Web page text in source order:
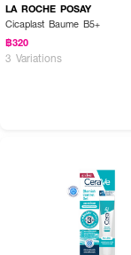
FAQ:
● อิมัลชั่นตัวนี้จำเป็นต้องใ
หากใช้คู่กันจะช่วยเสริมปร
สามารถใช้ได้ดีเลยค่ะ เนื่
ผิวมัน เนื้ออิมัลชั่นจะมีคว
หรือความเหนอะหนะ จึง
ขึ้นโดยไม่ทำให้หน้าเยิ้มระหว่
LA ROCHE POSAY
Cicaplast Baume B5+
฿320
3 Variations